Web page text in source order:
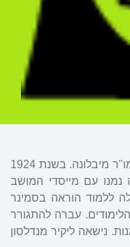
נולדה בוורשה, נכדה לאדמו"ר מיבלונה. בשנת 1924
עם מייסדי המושב
חסידים. בשנת 1931 החלה ללמוד הוראה בסמינר
עברה להתגורר
נישאה ליקיר מנדלסון